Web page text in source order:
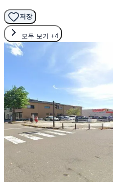
저장
모두 보기 +4